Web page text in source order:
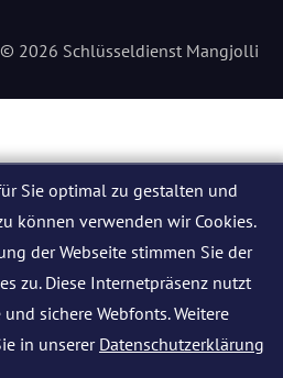
2026 Schlüsseldienst Mangjolli
Sie optimal zu gestalten und
können verwenden wir Cookies.
der Webseite stimmen Sie der
zu. Diese Internetpräsenz nutzt
sichere Webfonts. Weitere
in unserer Datenschutzerklärung